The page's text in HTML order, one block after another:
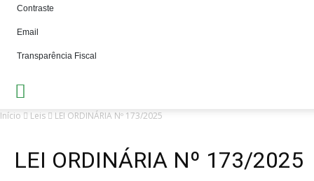
Contraste
Email
Transparência Fiscal
Início Leis LEI ORDINÁRIA Nº 173/2025
LEI ORDINÁRIA Nº 173/2025